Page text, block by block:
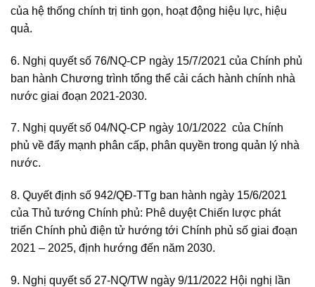
của hệ thống chính trị tinh gọn, hoạt động hiệu lực, hiệu
quả.
6. Nghị quyết số 76/NQ-CP ngày 15/7/2021 của Chính phủ
ban hành Chương trình tổng thể cải cách hành chính nhà
nước giai đoạn 2021-2030.
7. Nghị quyết số 04/NQ-CP ngày 10/1/2022 của Chính
phủ về đẩy mạnh phân cấp, phân quyền trong quản lý nhà
nước.
8. Quyết định số 942/QĐ-TTg ban hành ngày 15/6/2021
của Thủ tướng Chính phủ: Phê duyệt Chiến lược phát
triển Chính phủ điện tử hướng tới Chính phủ số giai đoạn
2021 – 2025, định hướng đến năm 2030.
9. Nghị quyết số 27-NQ/TW ngày 9/11/2022 Hội nghị lần